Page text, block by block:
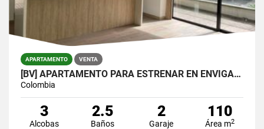
APARTAMENTO VENTA
[BV] APARTAMENTO PARA ESTRENAR EN ENVIGADO, PARTE BAJA DEL ESCOBERO
Colombia
3
Alcobas
2.5
Baños
2
Garaje
110
Área m2